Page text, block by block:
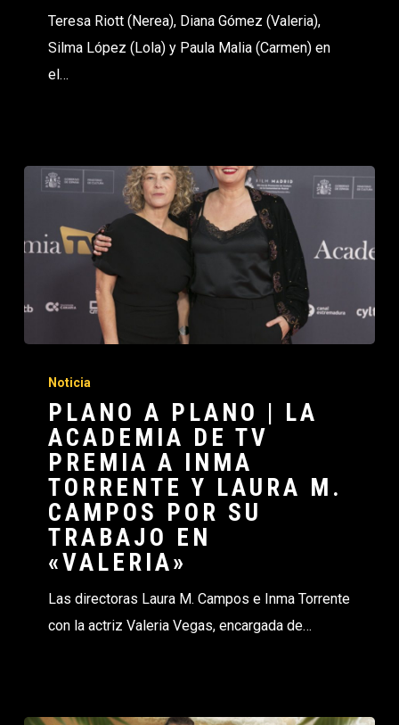
Teresa Riott (Nerea), Diana Gómez (Valeria),
Silma López (Lola) y Paula Malia (Carmen) en
el…
Noticia
PLANO A PLANO | LA
ACADEMIA DE TV
PREMIA A INMA
TORRENTE Y LAURA M.
CAMPOS POR SU
TRABAJO EN
«VALERIA»
Las directoras Laura M. Campos e Inma Torrente
con la actriz Valeria Vegas, encargada de…